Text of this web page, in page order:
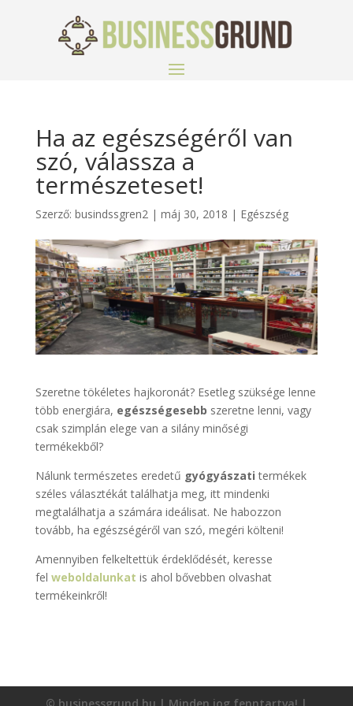
Ha az egészségéről van
szó, válassza a
természeteset!
Szerző: busindssgren2| máj 30, 2018 | Egészség
Szeretne tökéletes hajkoronát? Esetleg szüksége lenne
több energiára, egészségesebb szeretne lenni, vagy
csak szimplán elege van a silány minőségi
termékekből?
Nálunk természetes eredetű gyógyászati termékek
széles választékát találhatja meg, itt mindenki
megtalálhatja a számára ideálisat. Ne habozzon
tovább, ha egészségéről van szó, megéri költeni!
Amennyiben felkeltettük érdeklődését, keresse
fel weboldalunkat is ahol bővebben olvashat
termékeinkről!